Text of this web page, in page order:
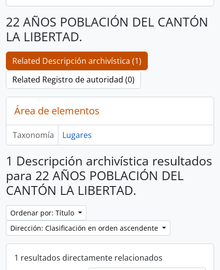
22 AÑOS POBLACIÓN DEL CANTÓN
LA LIBERTAD.
Related Descripción archivística (1)
Related Registro de autoridad (0)
Área de elementos
Taxonomía Lugares
1 Descripción archivística resultados
para 22 AÑOS POBLACIÓN DEL
CANTÓN LA LIBERTAD.
Ordenar por: Título
Dirección: Clasificación en orden ascendente
1 resultados directamente relacionados